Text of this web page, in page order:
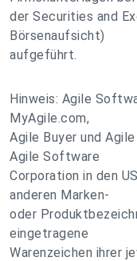
der Securities and
Börsenaufsicht)
aufgeführt.
Hinweis: Agile
MyAgile.com,
Agile Buyer und
Agile Software
Corporation in den
anderen Marken-
oder
eingetragene
Warenzeichen ihrer